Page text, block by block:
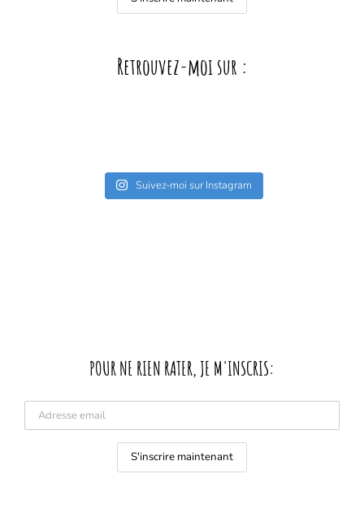
Retrouvez-moi sur :
Suivez-moi sur Instagram
POUR NE RIEN RATER, JE M'INSCRIS: